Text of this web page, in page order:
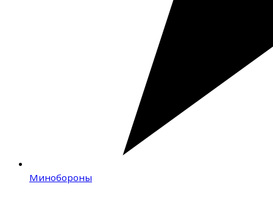
Минобороны